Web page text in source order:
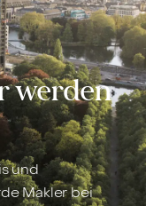
werden
und
Makler bei